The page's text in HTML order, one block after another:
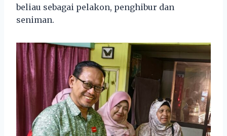
beliau sebagai pelakon, penghibur dan
seniman.